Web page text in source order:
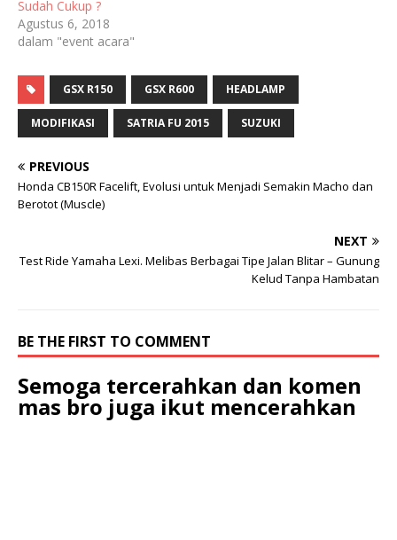
Sudah Cukup ?
Agustus 6, 2018
dalam "event acara"
GSX R150 GSX R600 HEADLAMP
MODIFIKASI SATRIA FU 2015 SUZUKI
PREVIOUS
Honda CB150R Facelift, Evolusi untuk Menjadi Semakin Macho dan
Berotot (Muscle)
NEXT
Test Ride Yamaha Lexi. Melibas Berbagai Tipe Jalan Blitar – Gunung
Kelud Tanpa Hambatan
BE THE FIRST TO COMMENT
Semoga tercerahkan dan komen
mas bro juga ikut mencerahkan